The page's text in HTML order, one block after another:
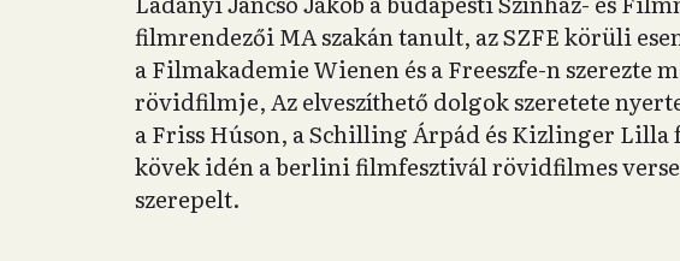
filmrendezői MA szakán tanult, az SZFE körüli
a Filmakademie Wienen és a Freeszfe-n szerezte
rövidfilmje, Az elveszíthető dolgok szeretete
a Friss Húson, a Schilling Árpád és Kizlinger Lilla
kövek idén a berlini filmfesztivál rövidfilmes
szerepelt.